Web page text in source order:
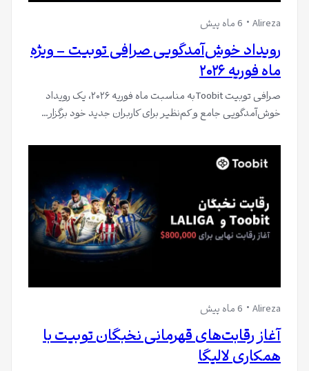
Alireza 6 ماه پیش
رویداد خوش‌آمدگویی صرافی توبیت – ویژه
ماه فوریه ۲۰۲۶
صرافی توبیت Toobitبه مناسبت ماه فوریه ۲۰۲۶، یک رویداد
خوش‌آمدگویی جامع و کم‌نظیر برای کاربران جدید خود برگزار…
Alireza 6 ماه پیش
آغاز رقابت‌های قهرمانی نخبگان توبیت با
همکاری لالیگا